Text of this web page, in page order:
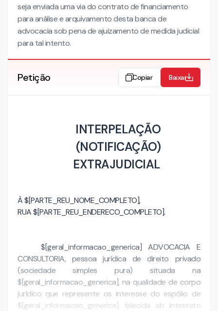
seja enviada uma via do contrato de financiamento
para análise e arquivamento desta banca de
advocacia sob pena de ajuizamento de medida judicial
para tal intento.
Petição Copiar Baixar
INTERPELAÇÃO
(NOTIFICAÇÃO)
EXTRAJUDICIAL
À $[PARTE_REU_NOME_COMPLETO],
RUA $[PARTE_REU_ENDERECO_COMPLETO].
$[geral_informacao_generica] ADVOCACIA E
CONSULTORIA, pessoa jurídica de direito privado
(sociedade simples pura) situada na
$[geral_informacao_generica], na qualidade de corpo
jurídico que represente os interesse do espólio de
$[geral_informacao_generica], falecida ab intestato